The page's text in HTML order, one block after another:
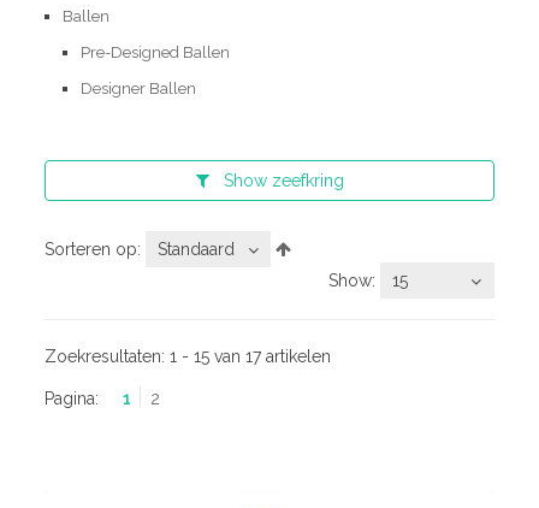
Ballen
Pre-Designed Ballen
Designer Ballen
Show zeefkring
Sorteren op:
Standaard
Show:
15
Zoekresultaten:1 - 15 van 17 artikelen
Pagina: 1 2